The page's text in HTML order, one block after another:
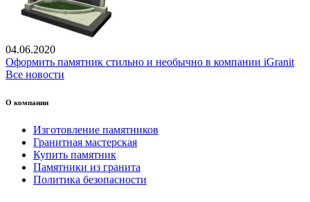
04.06.2020
Оформить памятник стильно и необычно в компании iGranit
Все новости
О компании
Изготовление памятников
Гранитная мастерская
Купить памятник
Памятники из гранита
Политика безопасности